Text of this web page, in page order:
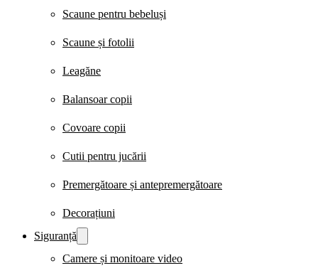
Scaune pentru bebeluși
Scaune și fotolii
Leagăne
Balansoar copii
Covoare copii
Cutii pentru jucării
Premergătoare și antepremergătoare
Decorațiuni
Siguranță
Camere și monitoare video